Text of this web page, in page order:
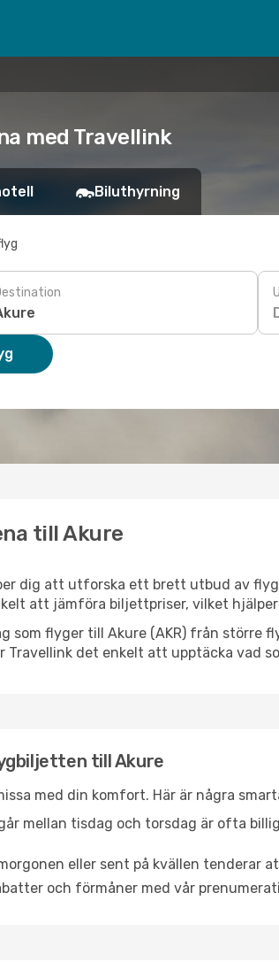
med Travellink
Biluthyrning
till Akure
dig att utforska ett brett utbud av
att jämföra biljettpriser, vilket
flyger till Akure (AKR) från större
Travellink det enkelt att upptäcka vad
till Akure
med din komfort. Här är några
mellan tisdag och torsdag är ofta
eller sent på kvällen tenderar
och förmåner med vår